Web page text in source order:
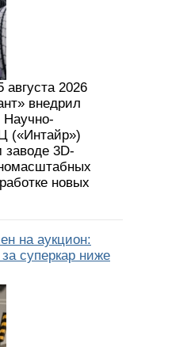
2026
внедрил
Научно-
(«Интайр»)
3D-
новых
на аукцион:
суперкар ниже